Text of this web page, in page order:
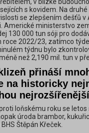
v blízké
s kovidem. Na
se zlepšením dešťů
Americké ministerstvo
130 000 tun sóji pro
roce 2022/23, zatímco
týdnu bylo
než 2,190 mil. tun v
přináší
na historicky
loňskému roku se
úroda brambor,
Štěpán Křeček.